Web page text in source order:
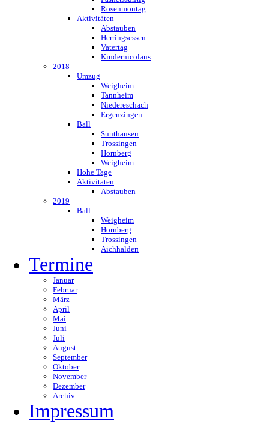
Rosenmontag
Aktivitäten
Abstauben
Herringsessen
Vatertag
Kindernicolaus
2018
Umzug
Weigheim
Tannheim
Niedereschach
Ergenzingen
Ball
Sunthausen
Trossingen
Hornberg
Weigheim
Hohe Tage
Aktivitaten
Abstauben
2019
Ball
Weigheim
Hornberg
Trossingen
Aichhalden
Termine
Januar
Februar
März
April
Mai
Juni
Juli
August
September
Oktober
November
Dezember
Archiv
Impressum